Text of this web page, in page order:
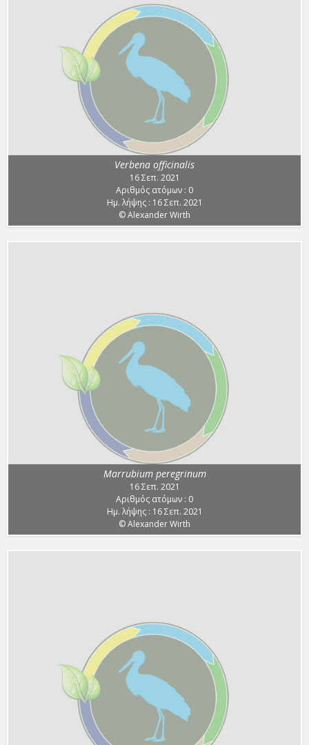
Verbena officinalis
16 Σεπ. 2021
Αριθμός ατόμων : 0
Ημ. λήψης : 16 Σεπ. 2021
© Alexander Wirth
Marrubium peregrinum
16 Σεπ. 2021
Αριθμός ατόμων : 0
Ημ. λήψης : 16 Σεπ. 2021
© Alexander Wirth